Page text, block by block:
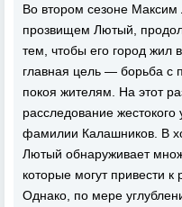
Во втором сезоне
прозвищем Лютый,
тем, чтобы его город жил
главная цель — борьба с
покоя жителям. На этот
расследование
фамилии Калашников. В
Лютый обнаруживает
которые могут привести к
Однако, по мере